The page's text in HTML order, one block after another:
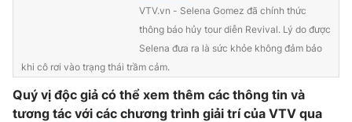
Podcast
Infographic
Video Shorts video
VTV.vn - Selena Gomez đã chính thức
thông báo hủy tour diễn Revival. Lý do được
Selena đưa ra là sức khỏe không đảm bảo
khi cô rơi vào trạng thái trầm cảm.
Quý vị độc giả có thể xem thêm các thông tin và
tương tác với các chương trình giải trí của VTV qua